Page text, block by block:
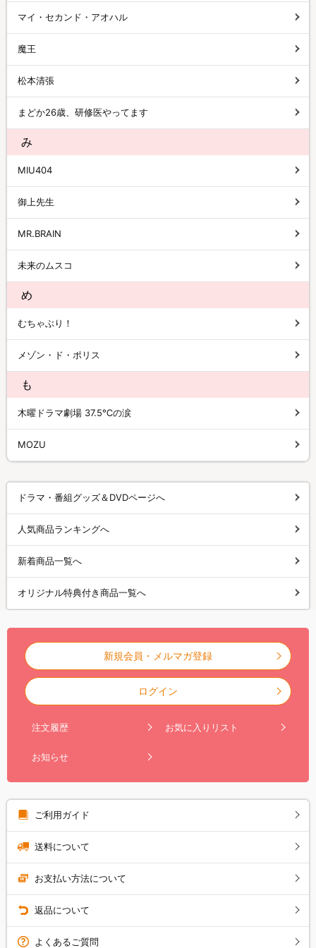
マイ・セカンド・アオハル
魔王
松本清張
まどか26歳、研修医やってます
み
MIU404
御上先生
MR.BRAIN
未来のムスコ
め
むちゃぶり！
メゾン・ド・ポリス
も
木曜ドラマ劇場 37.5℃の涙
MOZU
ドラマ・番組グッズ＆DVDページへ
人気商品ランキングへ
新着商品一覧へ
オリジナル特典付き商品一覧へ
新規会員・メルマガ登録
ログイン
注文履歴 お気に入りリスト
お知らせ
ご利用ガイド
送料について
お支払い方法について
返品について
よくあるご質問